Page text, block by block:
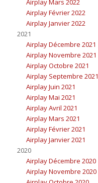
Airplay Mars 2022
Airplay Février 2022
Airplay Janvier 2022
2021
Airplay Décembre 2021
Airplay Novembre 2021
Airplay Octobre 2021
Airplay Septembre 2021
Airplay Juin 2021
Airplay Mai 2021
Airplay Avril 2021
Airplay Mars 2021
Airplay Février 2021
Airplay Janvier 2021
2020
Airplay Décembre 2020
Airplay Novembre 2020